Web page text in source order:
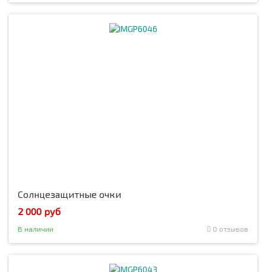
Солнцезащитные очки
2 000 руб
В наличии 0 отзывов